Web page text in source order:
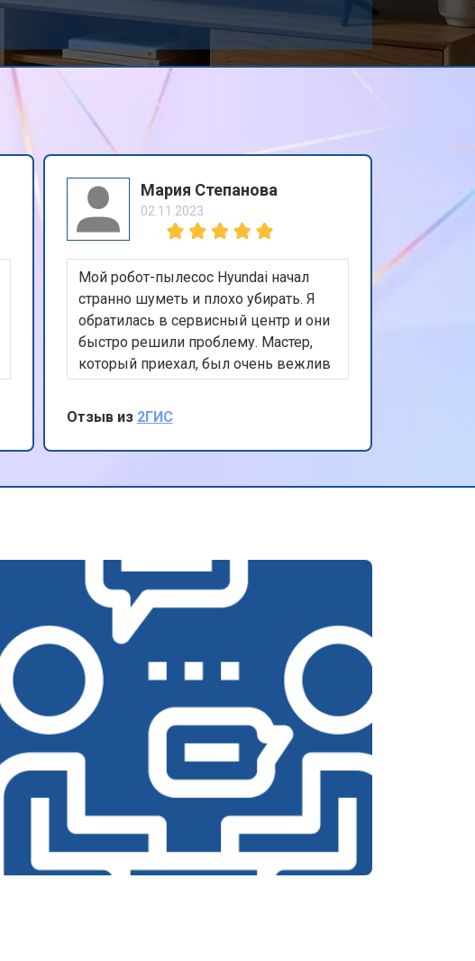
от 3700 ₽
от 5500 ₽
от 4800 ₽ Заказать
Мария Степанова
02.11.2023
Мой робот-пылесос Hyundai начал
странно шуметь и плохо убирать. Я
обратилась в сервисный центр и они
быстро решили проблему. Мастер,
который приехал, был очень вежлив
и компетентен. Он заменил
изношенные детали, и теперь
пылесос работает как новый. Очень
довольна качеством обслуживания и
Отзыв из 2ГИС